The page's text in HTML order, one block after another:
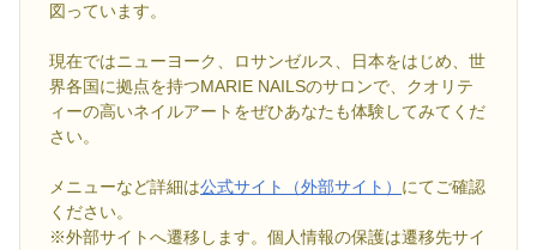
図っています。
現在ではニューヨーク、ロサンゼルス、日本をはじめ、世
界各国に拠点を持つMARIE NAILSのサロンで、クオリテ
ィーの高いネイルアートをぜひあなたも体験してみてくだ
さい。
メニューなど詳細は公式サイト（外部サイト） にてご確認
ください。
※外部サイトへ遷移します。個人情報の保護は遷移先サイ